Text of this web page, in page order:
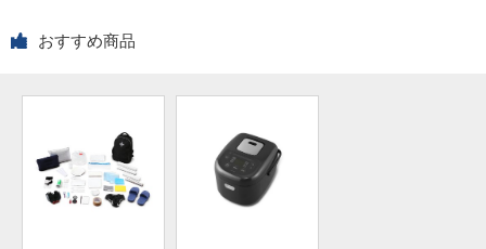
おすすめ商品